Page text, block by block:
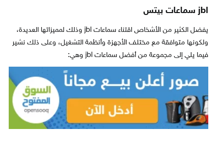
jbl سماعات بيتس
يفضل الكثير من الأشخاص اقتناء سماعات jbl وذلك لمميزاتها العديدة،
ولكونها متوافقة مع مختلف الأجهزة وأنظمة التشغيل، وعلى ذلك نشير
فيما يلي إلى مجموعة من أفضل سماعات jbl وهي: